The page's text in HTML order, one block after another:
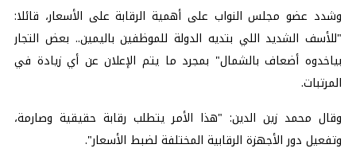
وشدد عضو مجلس النواب على أهمية الرقابة على الأسعار، قائلا:
"للأسف الشديد اللي بتديه الدولة للموظفين باليمين.. بعض التجار
بياخدوه أضعاف بالشمال" بمجرد ما يتم الإعلان عن أي زيادة في
المرتبات.
وقال محمد زين الدين: "هذا الأمر يتطلب رقابة حقيقية وصارمة،
وتفعيل دور الأجهزة الرقابية المختلفة لضبط الأسعار".